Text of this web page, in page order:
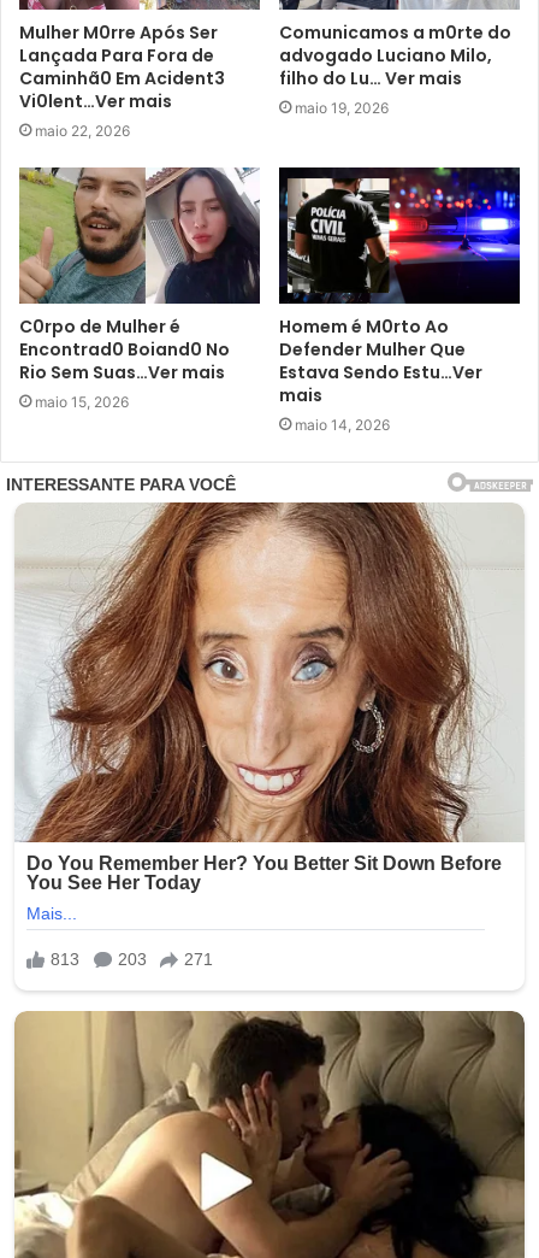
Mulher M0rre Após Ser
Lançada Para Fora de
Caminhã0 Em Acident3
Vi0lent…Ver mais
maio 22, 2026
Comunicamos a m0rte do
advogado Luciano Milo,
filho do Lu… Ver mais
maio 19, 2026
C0rpo de Mulher é
Encontrad0 Boiand0 No
Rio Sem Suas…Ver mais
maio 15, 2026
Homem é M0rto Ao
Defender Mulher Que
Estava Sendo Estu…Ver
mais
maio 14, 2026